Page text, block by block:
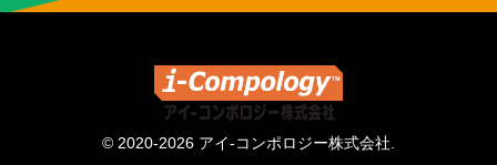
© 2020-2026 アイ-コンポロジー株式会社.